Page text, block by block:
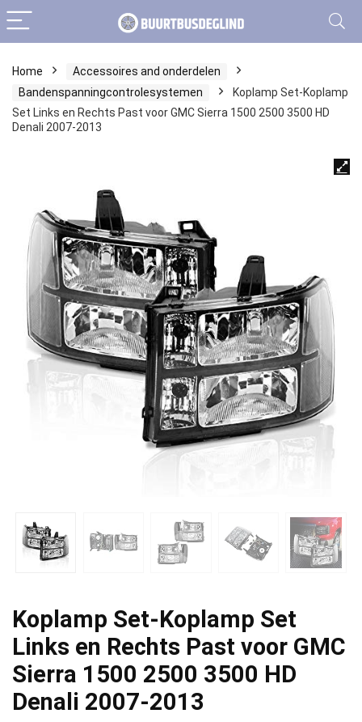
Home
Accessoires and onderdelen
Bandenspanningcontrolesystemen
Koplamp Set-Koplamp
Set Links en Rechts Past voor GMC Sierra 1500 2500 3500 HD
Denali 2007-2013
Koplamp Set-Koplamp Set
Links en Rechts Past voor GMC
Sierra 1500 2500 3500 HD
Denali 2007-2013